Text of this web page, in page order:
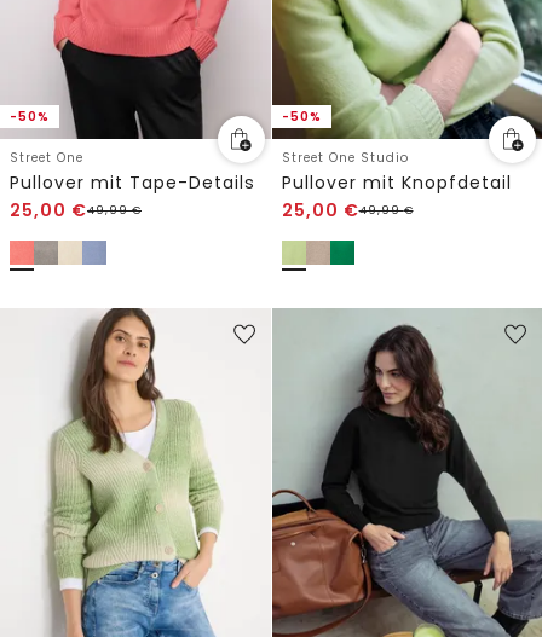
-50%
Street One
Pullover mit Tape-Details
25,00 €49,99€
-50%
Street One Studio
Pullover mit Knopfdetail
25,00 €49,99€